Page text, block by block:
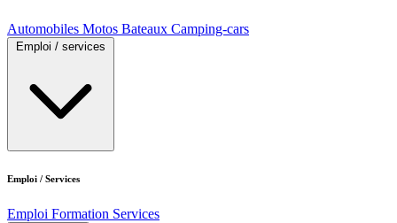
Automobiles Motos Bateaux Camping-cars
Emploi / services
Emploi / Services
Emploi Formation Services